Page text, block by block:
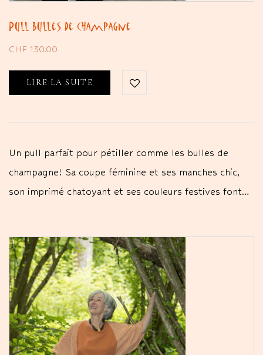
Pull Bulles de champagne
CHF 130.00
LIRE LA SUITE
Un pull parfait pour pétiller comme les bulles de
champagne! Sa coupe féminine et ses manches chic,
son imprimé chatoyant et ses couleurs festives font…